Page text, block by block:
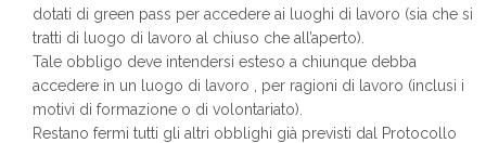
dotati di green pass per accedere ai luoghi di lavoro (sia che si
tratti di luogo di lavoro al chiuso che all’aperto).
Tale obbligo deve intendersi esteso a chiunque debba
accedere in un luogo di lavoro , per ragioni di lavoro (inclusi i
motivi di formazione o di volontariato).
Restano fermi tutti gli altri obblighi già previsti dal Protocollo